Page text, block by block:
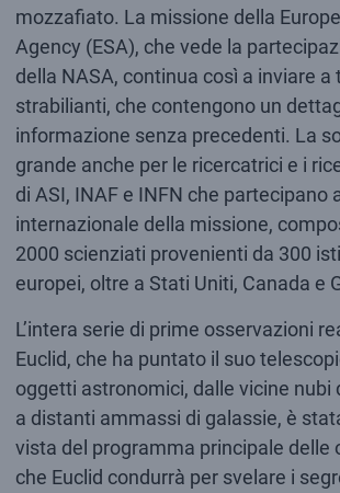
mozzafiato. La missione della
Agency (ESA), che vede la
della NASA, continua così a inviare
strabilianti, che contengono un
informazione senza precedenti. La
grande anche per le ricercatrici e i
di ASI, INAF e INFN che partecipano
internazionale della missione,
2000 scienziati provenienti da 300
europei, oltre a Stati Uniti, Canada e
L’intera serie di prime osservazioni
Euclid, che ha puntato il suo
oggetti astronomici, dalle vicine nubi
a distanti ammassi di galassie, è
vista del programma principale delle
che Euclid condurrà per svelare i